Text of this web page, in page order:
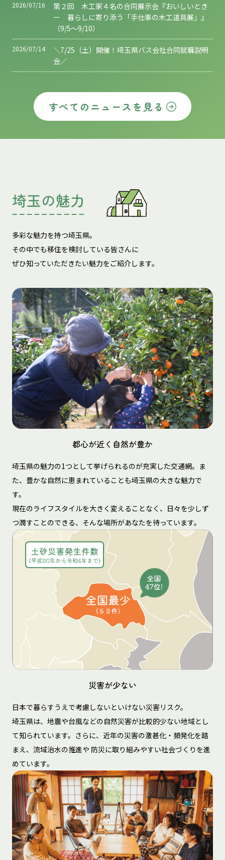
2026/07/16
第２回 木工家４名の合同展示会『おいしいとき
ー 暮らしに寄り添う「手仕事の木工道具展」』
（9/5～9/10）
2026/07/14
＼7/25（土）開催！埼玉県バス会社合同就職説明
会／
すべてのニュースを見る
埼玉の魅力
多彩な魅力を持つ埼玉県。
その中でも移住を検討している皆さんに
ぜひ知っていただきたい魅力をご紹介します。
都心が近く自然が豊か
埼玉県の魅力の1つとして挙げられるのが充実した交通網。ま
た、豊かな自然に恵まれていることも埼玉県の大きな魅力で
す。
現在のライフスタイルを大きく変えることなく、日々を少しず
つ潤すことのできる、そんな場所があなたを待っています。
災害が少ない
日本で暮らすうえで考慮しないといけない災害リスク。
埼玉県は、地震や台風などの自然災害が比較的少ない地域とし
て知られています。さらに、近年の災害の激甚化・頻発化を踏
まえ、流域治水の推進や 防災に取り組みやすい社会づくりを進
めています。